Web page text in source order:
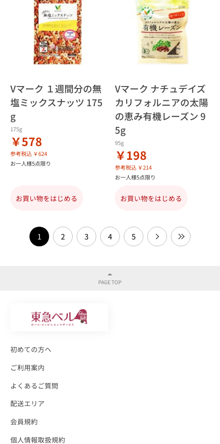
Vマーク １週間分の無
塩ミックスナッツ 175
g
175g
￥578
参考税込 ￥624
お一人様5点限り
お買い物をはじめる
Vマーク ナチュデイズ
カリフォルニアの太陽
の恵み有機レーズン 9
5g
95g
￥198
参考税込 ￥214
お一人様5点限り
お買い物をはじめる
1 2 3 4 5
初めての方へ
ご利用案内
よくあるご質問
配送エリア
会員規約
個人情報取扱規約